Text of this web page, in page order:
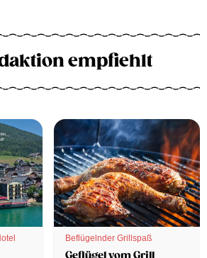
empfiehlt
Beflügelnder Grillspaß
Geflügel vom Grill